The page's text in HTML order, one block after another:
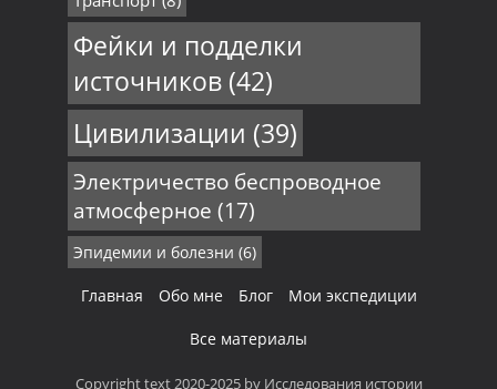
Фейки и подделки
источников(42)
Цивилизации (39)
Электричество беспроводное
атмосферное (17)
Эпидемии и болезни (6)
Главная Обо мне Блог Мои экспедиции
Все материалы
Copyright text 2020-2025 by Исследования истории